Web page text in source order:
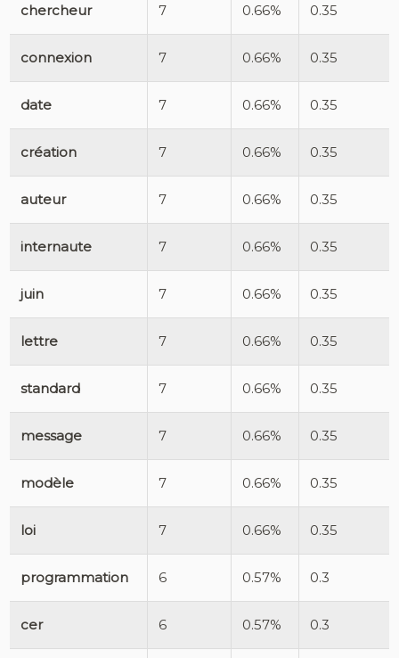
chercheur 7 0.66% 0.35
connexion 7 0.66% 0.35
date 7 0.66% 0.35
création 7 0.66% 0.35
auteur 7 0.66% 0.35
internaute 7 0.66% 0.35
juin 7 0.66% 0.35
lettre 7 0.66% 0.35
standard 7 0.66% 0.35
message 7 0.66% 0.35
modèle 7 0.66% 0.35
loi 7 0.66% 0.35
programmation 6 0.57% 0.3
cer 6 0.57% 0.3